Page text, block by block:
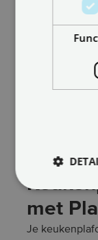
verwerkt.
een
voordat je je
vaak van die
opleveren.
kiest, zal je
moeten
met
Je